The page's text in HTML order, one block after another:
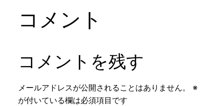
コメント
コメントを残す
メールアドレスが公開されることはありません。
※
が付いている欄は必須項目です